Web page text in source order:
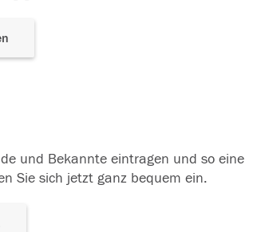
und Bekannte eintragen und so eine
Sie sich jetzt ganz bequem ein.